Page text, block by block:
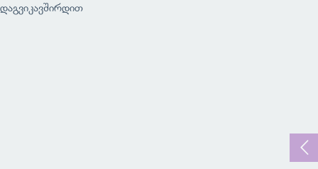
დაგვიკავშირდით